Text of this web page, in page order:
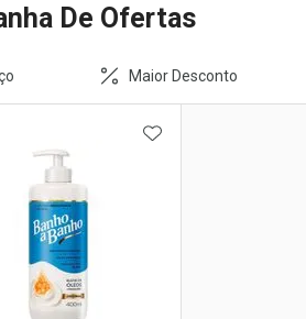
De Ofertas
Maior Desconto
AOS FAVORITOSADICIONAR AOS